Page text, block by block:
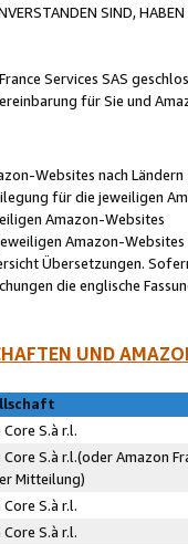
SIND,
Services SAS
für Sie und
Websites nach Ländern
für die jeweiligen
Amazon-Websites
Amazon-Websites
Übersetzungen.
die englische
UND
S.à r.l.
S.à r.l.(oder Amazon
Mitteilung)
S.à r.l.
S.à r.l.